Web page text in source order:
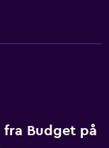
fra Budget på